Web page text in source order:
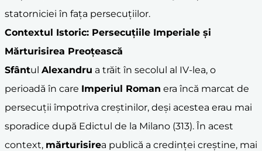
statorniciei în fața persecuțiilor.
Contextul Istoric: Persecuțiile Imperiale și
Mărturisirea Preoțească
Sfântul Alexandru a trăit în secolul al IV-lea, o
perioadă în care Imperiul Roman era încă marcat de
persecuții împotriva creștinilor, deși acestea erau mai
sporadice după Edictul de la Milano (313). În acest
context, mărturisirea publică a credinței creștine, mai